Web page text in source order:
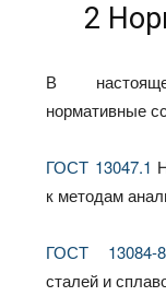
2
В
нормативные
ГОСТ 13047.1
к методам
ГОСТ 13084-
сталей и